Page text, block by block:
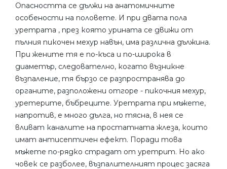
Опасността се дължи на анатомичните
особености на половете. И при двата пола
уретрата , през която урината се движи от
пълния пикочен мехур навън, има различна дължина.
При жените тя е по-къса и по-широка в
диаметър, следователно, когато възникне
възпаление, тя бързо се разпространява до
органите, разположени отгоре - пикочния мехур,
уретерите, бъбреците. Уретрата при мъжете,
напротив, е много дълга, но тясна, в нея се
вливат каналите на простатната жлеза, които
имат антисептичен ефект. Поради това
мъжете по-рядко страдат от уретрит. Но ако
човек се разболее, възпалителният процес засяга